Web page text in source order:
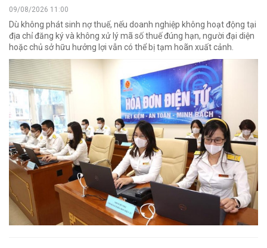
09/08/2026 11:00
Dù không phát sinh nợ thuế, nếu doanh nghiệp không hoạt động tại
địa chỉ đăng ký và không xử lý mã số thuế đúng hạn, người đại diện
hoặc chủ sở hữu hưởng lợi vẫn có thể bị tạm hoãn xuất cảnh.